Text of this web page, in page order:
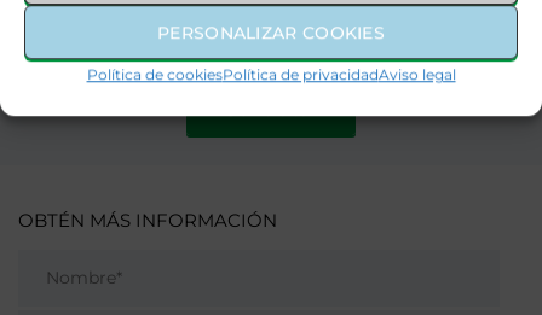
PERSONALIZAR COOKIES
Política de cookiesPolítica de privacidadAviso legal
Pago de Impuestos
OBTÉN MÁS INFORMACIÓN